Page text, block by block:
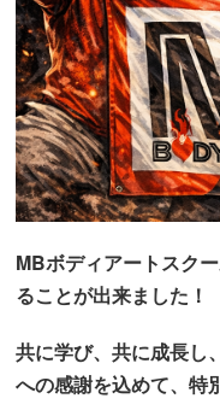
MBボディアートスク
ることが出来ました！
共に学び、共に成長し
への感謝を込めて、特